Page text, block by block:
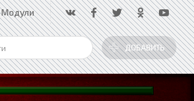
Модули
ДОБАВИТЬ